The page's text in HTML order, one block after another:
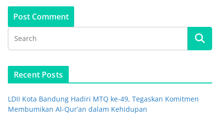
Recent Posts
LDII Kota Bandung Hadiri MTQ ke-49, Tegaskan Komitmen
Membumikan Al-Qur’an dalam Kehidupan